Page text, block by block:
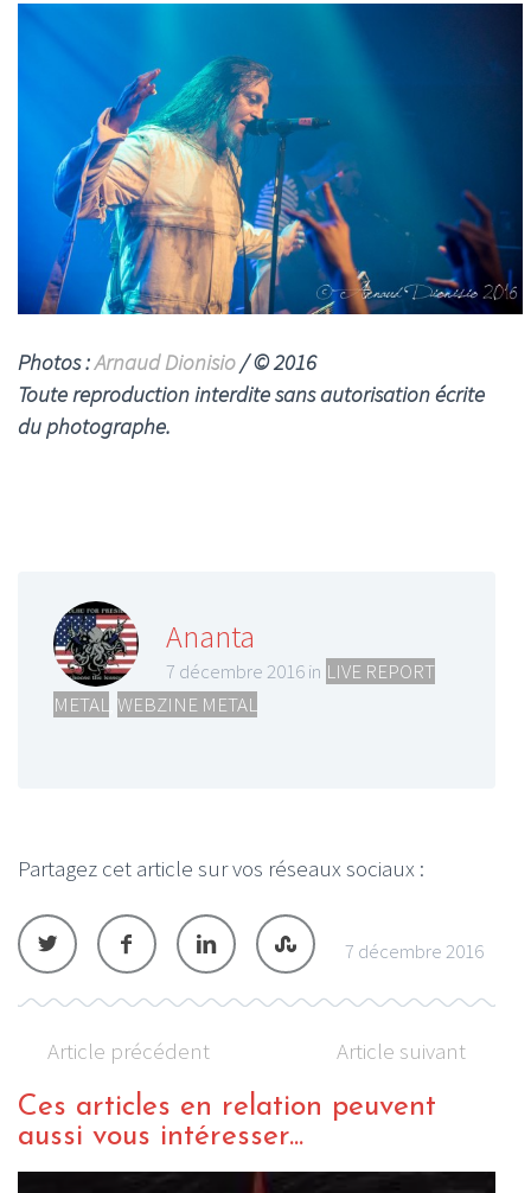
Photos :Arnaud Dionisio/ © 2016
Toute reproduction interdite sans autorisation écrite
du photographe.
Ananta
7 décembre 2016 in LIVE REPORT
METAL WEBZINE METAL
Partagez cet article sur vos réseaux sociaux :
7 décembre 2016
Article précédent Article suivant
Ces articles en relation peuvent
aussi vous intéresser...